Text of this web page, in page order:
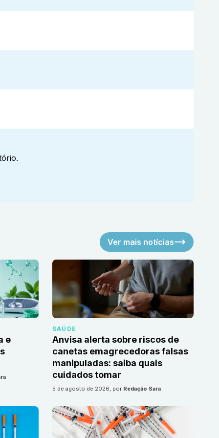
Ver mais notícias
e
SAÚDE
Anvisa alerta sobre riscos de
canetas emagrecedoras falsas
manipuladas: saiba quais
cuidados tomar
5 de agosto de 2026, por Redação Sara